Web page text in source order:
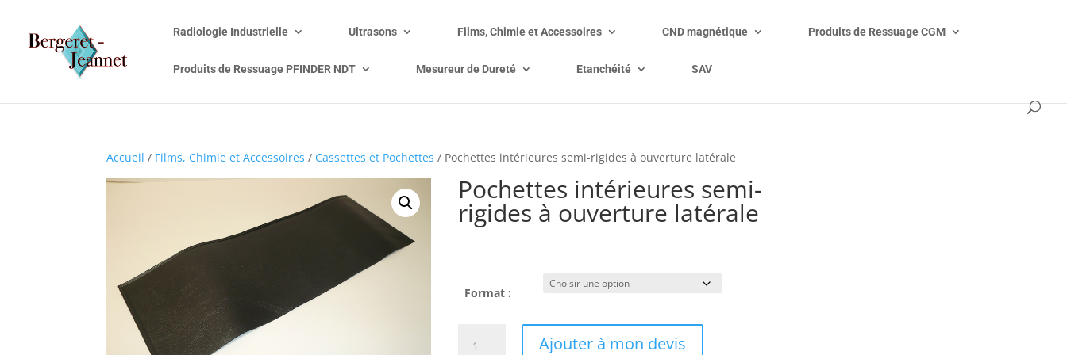
Radiologie Industrielle Ultrasons Films, Chimie et Accessoires CND magnétique Produits de Ressuage CGM
Produits de Ressuage PFINDER NDT Mesureur de Dureté Etanchéité SAV
Accueil / Films, Chimie et Accessoires / Cassettes et Pochettes / Pochettes intérieures semi-rigides à ouverture latérale
Pochettes intérieures semi-
rigides à ouverture latérale
Format :
Ajouter à mon devis